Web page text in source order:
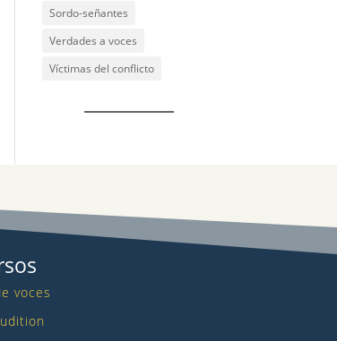
Sordo-señantes
Verdades a voces
Víctimas del conflicto
voces